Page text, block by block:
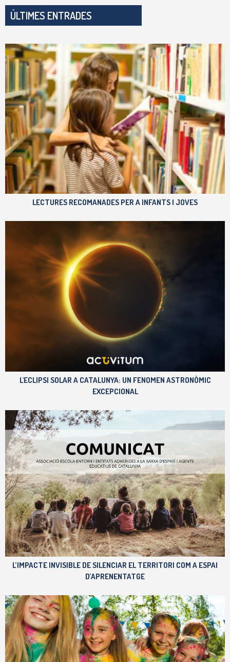
ÚLTIMES ENTRADES
LECTURES RECOMANADES PER A INFANTS I JOVES
L'ECLIPSI SOLAR A CATALUNYA: UN FENOMEN ASTRONÒMIC
EXCEPCIONAL
L’IMPACTE INVISIBLE DE SILENCIAR EL TERRITORI COM A ESPAI
D’APRENENTATGE